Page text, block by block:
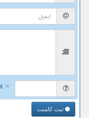
= ۸ بعلاوه ۳
ثبت کامنت